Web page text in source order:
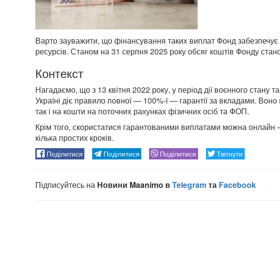
Варто зауважити, що фінансування таких виплат Фонд
ресурсів. Станом на 31 серпня 2025 року обсяг коштів Фонду
Контекст
Нагадаємо, що з 13 квітня 2022 року, у період дії воєнного стану
Україні діє правило повної — 100%-ї — гарантії за вкладами.
так і на кошти на поточних рахунках фізичних осіб та ФОП.
Крім того, скористатися гарантованими виплатами можна онлайн
кілька простих кроків.